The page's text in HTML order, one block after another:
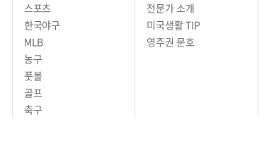
방송/연예
영화
스포츠
한국야구
MLB
농구
풋볼
전체상담
전문가 칼럼
전문가 소개